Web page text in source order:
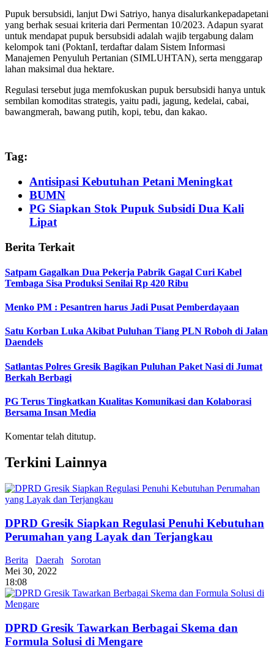
Pupuk bersubsidi, lanjut Dwi Satriyo, hanya disalurkankepadapetani
yang berhak sesuai kriteria dari Permentan 10/2023. Adapun syarat
untuk mendapat pupuk bersubsidi adalah wajib tergabung dalam
kelompok tani (PoktanI, terdaftar dalam Sistem Informasi
Manajemen Penyuluh Pertanian (SIMLUHTAN), serta menggarap
lahan maksimal dua hektare.
Regulasi tersebut juga memfokuskan pupuk bersubsidi hanya untuk
sembilan komoditas strategis, yaitu padi, jagung, kedelai, cabai,
bawangmerah, bawang putih, kopi, tebu, dan kakao.
Tag:
Antisipasi Kebutuhan Petani Meningkat
BUMN
PG Siapkan Stok Pupuk Subsidi Dua Kali
Lipat
Berita Terkait
Satpam Gagalkan Dua Pekerja Pabrik Gagal Curi Kabel
Tembaga Sisa Produksi Senilai Rp 420 Ribu
Menko PM : Pesantren harus Jadi Pusat Pemberdayaan
Satu Korban Luka Akibat Puluhan Tiang PLN Roboh di Jalan
Daendels
Satlantas Polres Gresik Bagikan Puluhan Paket Nasi di Jumat
Berkah Berbagi
PG Terus Tingkatkan Kualitas Komunikasi dan Kolaborasi
Bersama Insan Media
Komentar telah ditutup.
Terkini Lainnya
DPRD Gresik Siapkan Regulasi Penuhi Kebutuhan
Perumahan yang Layak dan Terjangkau
Berita Daerah
Sorotan
Mei 30, 2022
18:08
DPRD Gresik Tawarkan Berbagai Skema dan
Formula Solusi di Mengare